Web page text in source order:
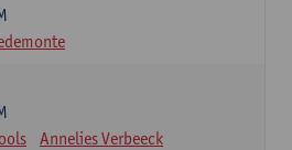
Annelies Verbeeck